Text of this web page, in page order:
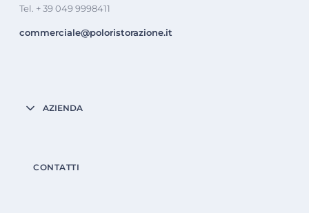
Tel. + 39 049 9998411
commerciale@poloristorazione.it
AZIENDA
CONTATTI